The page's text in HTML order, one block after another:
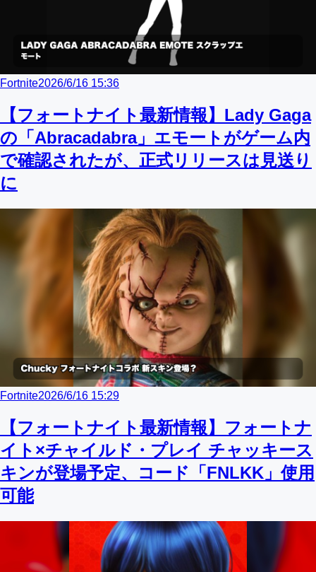
Fortnite2026/6/16 15:36
【フォートナイト最新情報】Lady Gaga
の「Abracadabra」エモートがゲーム内
で確認されたが、正式リリースは見送り
に
Fortnite2026/6/16 15:29
【フォートナイト最新情報】フォートナ
イト×チャイルド・プレイ チャッキース
キンが登場予定、コード「FNLKK」使用
可能